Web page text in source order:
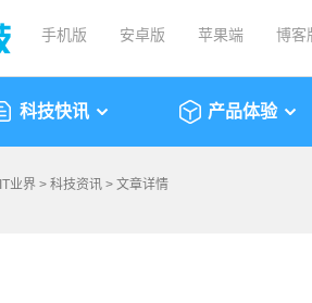
手机版 安卓版 苹果端 博客
科技快讯 产品体验
IT业界 > 科技资讯 > 文章详情